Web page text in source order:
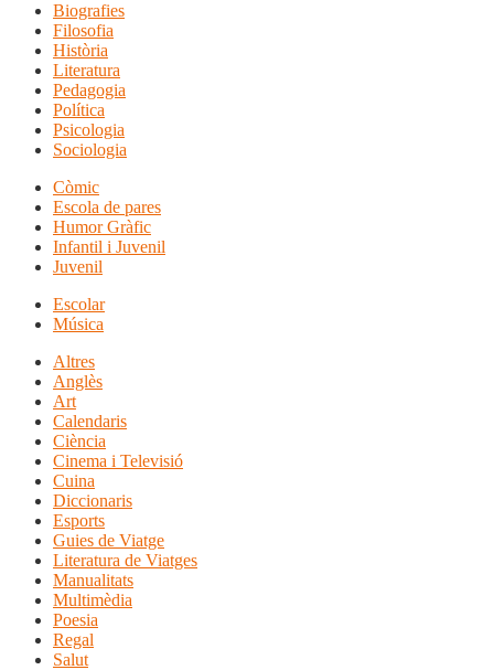
Biografies
Filosofia
Història
Literatura
Pedagogia
Política
Psicologia
Sociologia
Còmic
Escola de pares
Humor Gràfic
Infantil i Juvenil
Juvenil
Escolar
Música
Altres
Anglès
Art
Calendaris
Ciència
Cinema i Televisió
Cuina
Diccionaris
Esports
Guies de Viatge
Literatura de Viatges
Manualitats
Multimèdia
Poesia
Regal
Salut